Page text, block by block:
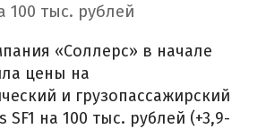
100 тыс. рублей
«Соллерс» в начале
цены на
и грузопассажирский
на 100 тыс. рублей (+3,9-